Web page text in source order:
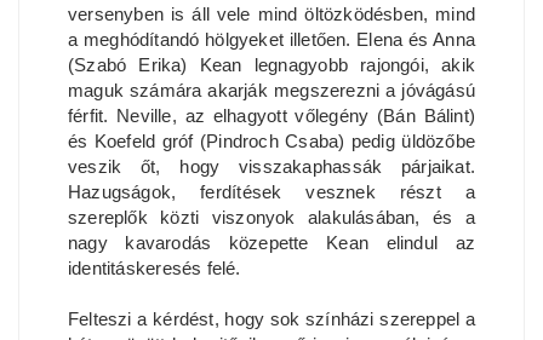
versenyben is áll vele mind öltözködésben, mind
a meghódítandó hölgyeket illetően. Elena és Anna
(Szabó Erika) Kean legnagyobb rajongói, akik
maguk számára akarják megszerezni a jóvágású
férfit. Neville, az elhagyott vőlegény (Bán Bálint)
és Koefeld gróf (Pindroch Csaba) pedig üldözőbe
veszik őt, hogy visszakaphassák párjaikat.
Hazugságok, ferdítések vesznek részt a
szereplők közti viszonyok alakulásában, és a
nagy kavarodás közepette Kean elindul az
identitáskeresés felé.
Felteszi a kérdést, hogy sok színházi szereppel a